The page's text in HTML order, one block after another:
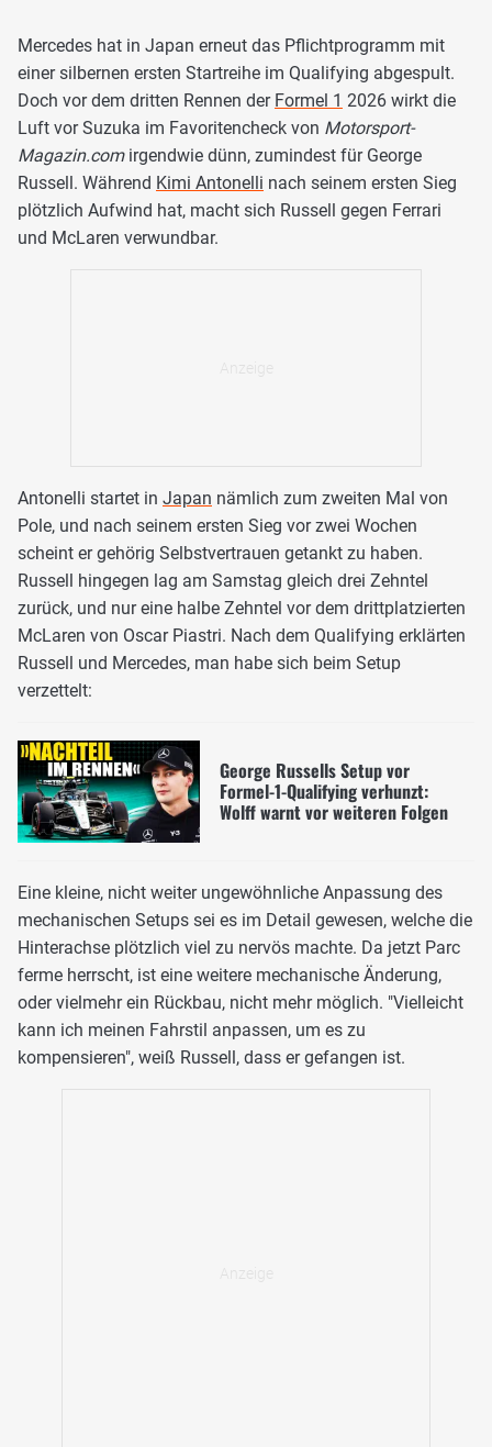
Mercedes hat in Japan erneut das Pflichtprogramm mit
einer silbernen ersten Startreihe im Qualifying abgespult.
Doch vor dem dritten Rennen der Formel 1 2026 wirkt die
Luft vor Suzuka im Favoritencheck von Motorsport-
Magazin.comirgendwie dünn, zumindest für George
Russell. Während Kimi Antonelli nach seinem ersten Sieg
plötzlich Aufwind hat, macht sich Russell gegen Ferrari
und McLaren verwundbar.
Antonelli startet in Japan nämlich zum zweiten Mal von
Pole, und nach seinem ersten Sieg vor zwei Wochen
scheint er gehörig Selbstvertrauen getankt zu haben.
Russell hingegen lag am Samstag gleich drei Zehntel
zurück, und nur eine halbe Zehntel vor dem drittplatzierten
McLaren von Oscar Piastri. Nach dem Qualifying erklärten
Russell und Mercedes, man habe sich beim Setup
verzettelt:
George Russells Setup vor
Formel-1-Qualifying verhunzt:
Wolff warnt vor weiteren Folgen
Eine kleine, nicht weiter ungewöhnliche Anpassung des
mechanischen Setups sei es im Detail gewesen, welche die
Hinterachse plötzlich viel zu nervös machte. Da jetzt Parc
ferme herrscht, ist eine weitere mechanische Änderung,
oder vielmehr ein Rückbau, nicht mehr möglich. "Vielleicht
kann ich meinen Fahrstil anpassen, um es zu
kompensieren", weiß Russell, dass er gefangen ist.